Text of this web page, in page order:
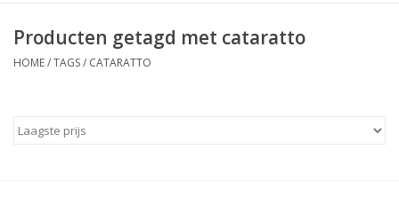
Wijn per kleur/soort
Wijnproeverij
Producten getagd met cataratto
HOME/TAGS/ CATARATTO